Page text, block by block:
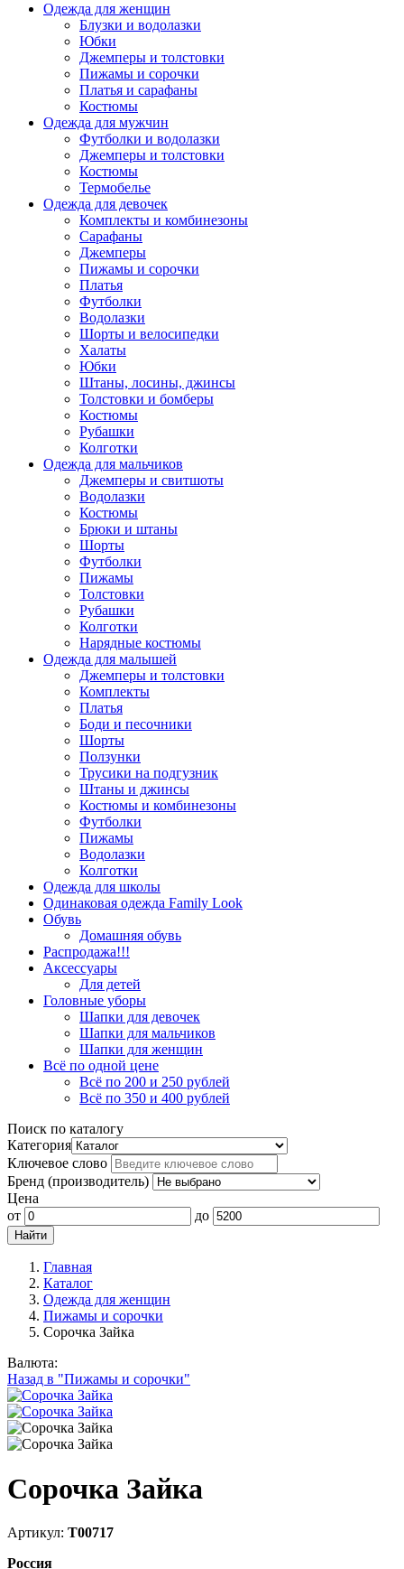
Одежда для женщин
Блузки и водолазки
Юбки
Джемперы и толстовки
Пижамы и сорочки
Платья и сарафаны
Костюмы
Одежда для мужчин
Футболки и водолазки
Джемперы и толстовки
Костюмы
Термобелье
Одежда для девочек
Комплекты и комбинезоны
Сарафаны
Джемперы
Пижамы и сорочки
Платья
Футболки
Водолазки
Шорты и велосипедки
Халаты
Юбки
Штаны, лосины, джинсы
Толстовки и бомберы
Костюмы
Рубашки
Колготки
Одежда для мальчиков
Джемперы и свитшоты
Водолазки
Костюмы
Брюки и штаны
Шорты
Футболки
Пижамы
Толстовки
Рубашки
Колготки
Нарядные костюмы
Одежда для малышей
Джемперы и толстовки
Комплекты
Платья
Боди и песочники
Шорты
Ползунки
Трусики на подгузник
Штаны и джинсы
Костюмы и комбинезоны
Футболки
Пижамы
Водолазки
Колготки
Одежда для школы
Одинаковая одежда Family Look
Обувь
Домашняя обувь
Распродажа!!!
Аксессуары
Для детей
Головные уборы
Шапки для девочек
Шапки для мальчиков
Шапки для женщин
Всё по одной цене
Всё по 200 и 250 рублей
Всё по 350 и 400 рублей
Поиск по каталогу
Категория
Ключевое слово
Бренд (производитель)
Цена
от
до
Главная
Каталог
Одежда для женщин
Пижамы и сорочки
Сорочка Зайка
Валюта:
Назад в "Пижамы и сорочки"
Сорочка Зайка
Артикул: Т00717
Россия